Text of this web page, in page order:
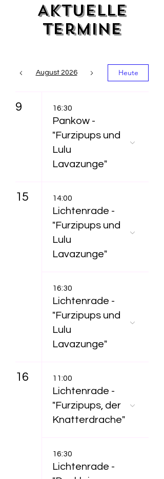
Aktuelle
Termine
August 2026 Heute
9 16:30
Pankow -
"Furzipups und
Lulu
Lavazunge"
15 14:00
Lichtenrade -
"Furzipups und
Lulu
Lavazunge"
16:30
Lichtenrade -
"Furzipups und
Lulu
Lavazunge"
16 11:00
Lichtenrade -
"Furzipups, der
Knatterdrache"
16:30
Lichtenrade -